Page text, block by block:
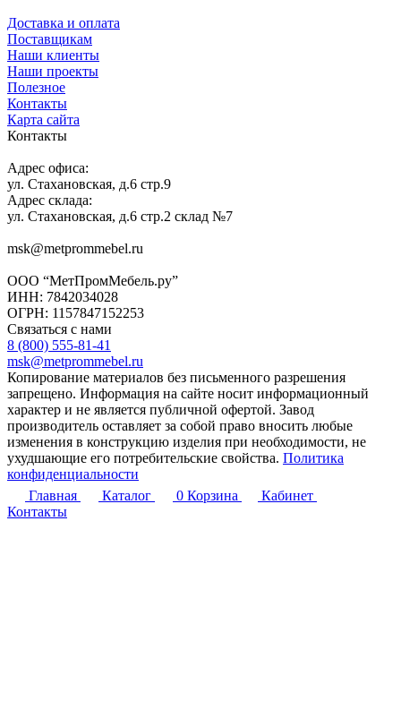
Доставка и оплата
Поставщикам
Наши клиенты
Наши проекты
Полезное
Контакты
Карта сайта
Контакты
Адрес офиса:
ул. Стахановская, д.6 стр.9
Адрес склада:
ул. Стахановская, д.6 стр.2 склад №7
msk@metprommebel.ru
ООО “МетПромМебель.ру”
ИНН: 7842034028
ОГРН: 1157847152253
Связаться с нами
8 (800) 555-81-41
msk@metprommebel.ru
Копирование материалов без письменного разрешения
запрещено. Информация на сайте носит информационный
характер и не является публичной офертой. Завод
производитель оставляет за собой право вносить любые
изменения в конструкцию изделия при необходимости, не
ухудшающие его потребительские свойства. Политика
конфиденциальности
Главная
Каталог 0 Корзина
Кабинет
Контакты